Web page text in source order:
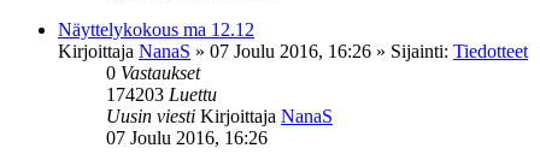
Näyttelykokous ma 12.12
Kirjoittaja NanaS » 07 Joulu 2016, 16:26 » Sijainti: Tiedotteet
0 Vastaukset
174203 Luettu
Uusin viesti Kirjoittaja NanaS
07 Joulu 2016, 16:26